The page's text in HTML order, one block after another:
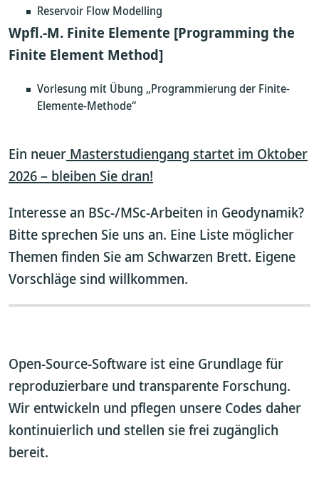
Reservoir Flow Modelling
Wpfl.-M. Finite Elemente [Programming the
Finite Element Method]
Vorlesung mit Übung „Programmierung der Finite-
Elemente-Methode“
Ein neuer Masterstudiengang startet im Oktober
2026 – bleiben Sie dran!
Interesse an BSc-/MSc-Arbeiten in Geodynamik?
Bitte sprechen Sie uns an. Eine Liste möglicher
Themen finden Sie am Schwarzen Brett. Eigene
Vorschläge sind willkommen.
Open-Source-Software ist eine Grundlage für
reproduzierbare und transparente Forschung.
Wir entwickeln und pflegen unsere Codes daher
kontinuierlich und stellen sie frei zugänglich
bereit.